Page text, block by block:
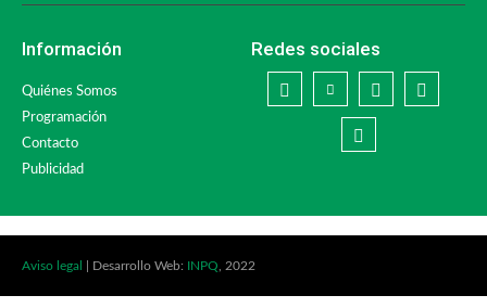
Información
Quiénes Somos
Programación
Contacto
Publicidad
Redes sociales
Aviso legal | Desarrollo Web: INPQ , 2022